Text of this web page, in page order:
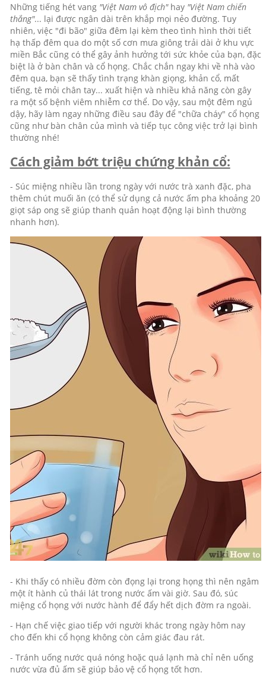
Những tiếng hét vang "Việt Nam vô địch"hay "Việt Nam chiến
thắng"... lại được ngân dài trên khắp mọi nẻo đường. Tuy
nhiên, việc "đi bão" giữa đêm lại kèm theo tình hình thời tiết
hạ thấp đêm qua do một số cơn mưa giông trải dài ở khu vực
miền Bắc cũng có thể gây ảnh hưởng tới sức khỏe của bạn, đặc
biệt là ở bàn chân và cổ họng. Chắc chắn ngay khi về nhà vào
đêm qua, bạn sẽ thấy tình trạng khàn giọng, khản cổ, mất
tiếng, tê mỏi chân tay... xuất hiện và nhiều khả năng còn gây
ra một số bệnh viêm nhiễm cơ thể. Do vậy, sau một đêm ngủ
dậy, hãy làm ngay những điều sau đây để "chữa cháy" cổ họng
cũng như bàn chân của mình và tiếp tục công việc trở lại bình
thường nhé!
Cách giảm bớt triệu chứng khản cổ:
- Súc miệng nhiều lần trong ngày với nước trà xanh đặc, pha
thêm chút muối ăn (có thể sử dụng cả nước ấm pha khoảng 20
giọt sáp ong sẽ giúp thanh quản hoạt động lại bình thường
nhanh hơn).
- Khi thấy có nhiều đờm còn đọng lại trong họng thì nên ngâm
một ít hành củ thái lát trong nước ấm vài giờ. Sau đó, súc
miệng cổ họng với nước hành để đẩy hết dịch đờm ra ngoài.
- Hạn chế việc giao tiếp với người khác trong ngày hôm nay
cho đến khi cổ họng không còn cảm giác đau rát.
- Tránh uống nước quá nóng hoặc quá lạnh mà chỉ nên uống
nước vừa đủ ấm sẽ giúp bảo vệ cổ họng tốt hơn.